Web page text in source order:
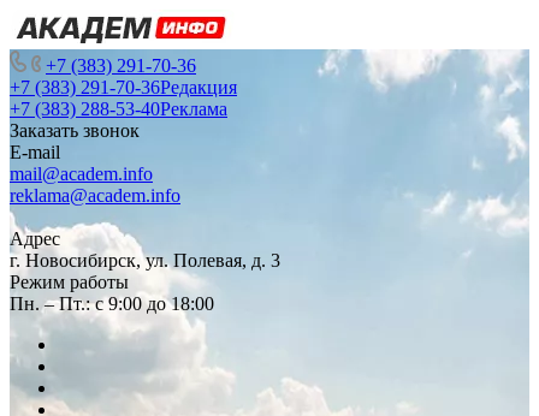
+7 (383) 291-70-36
+7 (383) 291-70-36Редакция
+7 (383) 288-53-40Реклама
Заказать звонок
E-mail
mail@academ.info
reklama@academ.info
Адрес
г. Новосибирск, ул. Полевая, д. 3
Режим работы
Пн. – Пт.: с 9:00 до 18:00